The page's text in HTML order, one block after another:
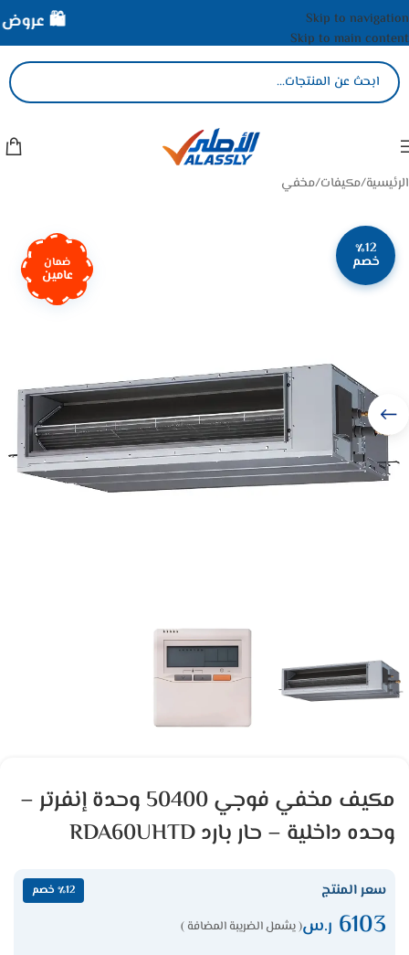
Skip to navigation
Skip to main content
الرئيسية/مكيفات/مخفي
٪12
خصم ضمان
عامين
مكيف مخفي فوجي 50400 وحدة إنفرتر –
وحده داخلية – حار بارد RDA60UHTD
سعر المنتج ٪12 خصم
6103 ر.س( يشمل الضريبة المضافة )
🛍️ عروض